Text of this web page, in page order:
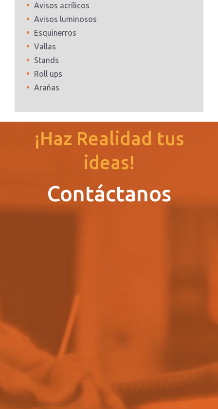
Avisos acrílicos
Avisos luminosos
Esquinerros
Vallas
Stands
Roll ups
Arañas
¡Haz Realidad tus
ideas!
Contáctanos